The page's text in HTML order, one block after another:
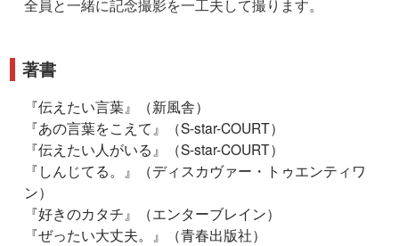
全員と一緒に記念撮影を一工夫して撮ります。
著書
『伝えたい言葉』（新風舎）
『あの言葉をこえて』（S-star-COURT）
『伝えたい人がいる』（S-star-COURT）
『しんじてる。』（ディスカヴァー・トゥエンティワ
ン）
『好きのカタチ』（エンターブレイン）
『ぜったい大丈夫。』（青春出版社）